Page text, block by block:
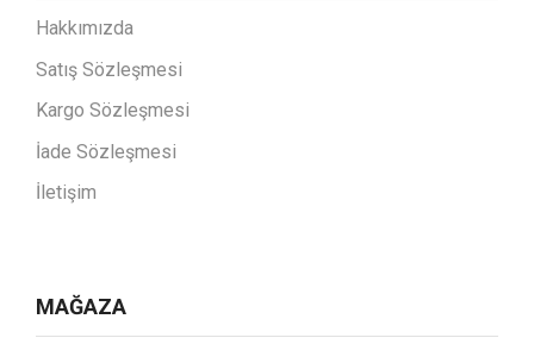
Hakkımızda
Satış Sözleşmesi
Kargo Sözleşmesi
İade Sözleşmesi
İletişim
MAĞAZA